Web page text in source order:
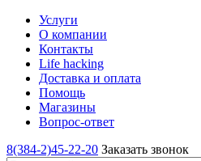
Услуги
О компании
Контакты
Life hacking
Доставка и оплата
Помощь
Магазины
Вопрос-ответ
8(384-2)45-22-20 Заказать звонок